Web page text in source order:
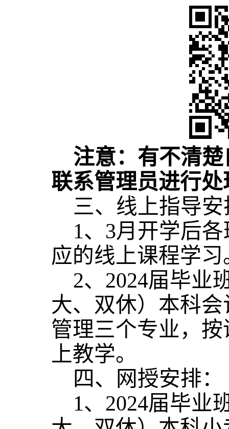
注意：有不清
联系管理员进行处
三、线上指导安
1、3月开学后
应的线上课程学习
2、2024届毕业
大、双休）本科
管理三个专业，
上教学。
四、网授安排：
1、2024届毕业